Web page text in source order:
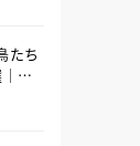
たち
図